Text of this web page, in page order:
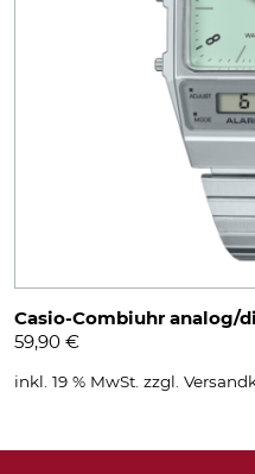
Casio-Combiuhr analog/
59,90 €
inkl. 19 % MwSt. zzgl.